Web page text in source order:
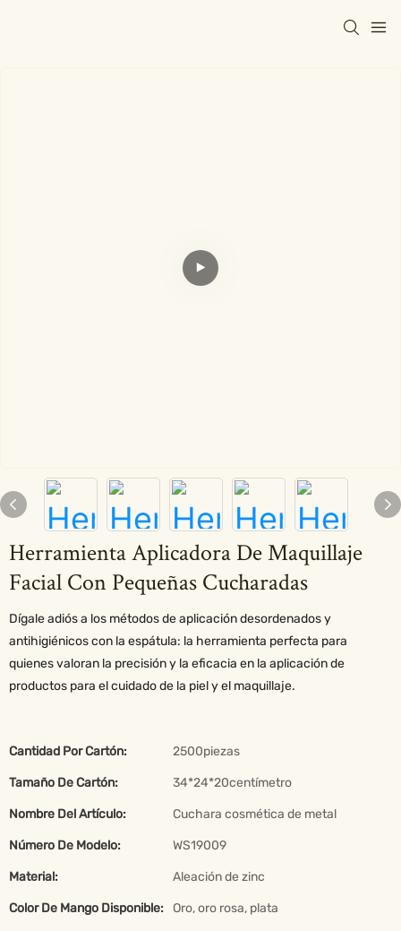
Herramienta Aplicadora De Maquillaje
Facial Con Pequeñas Cucharadas
Dígale adiós a los métodos de aplicación desordenados y
antihigiénicos con la espátula: la herramienta perfecta para
quienes valoran la precisión y la eficacia en la aplicación de
productos para el cuidado de la piel y el maquillaje.
Cantidad Por Cartón: 2500piezas
Tamaño De Cartón: 34*24*20centímetro
Nombre Del Artículo: Cuchara cosmética de metal
Número De Modelo: WS19009
Material: Aleación de zinc
Color De Mango Disponible: Oro, oro rosa, plata